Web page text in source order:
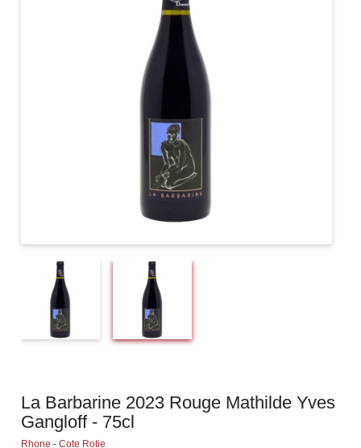
La Barbarine 2023 Rouge Mathilde Yves
Gangloff - 75cl
Rhone -Cote Rotie